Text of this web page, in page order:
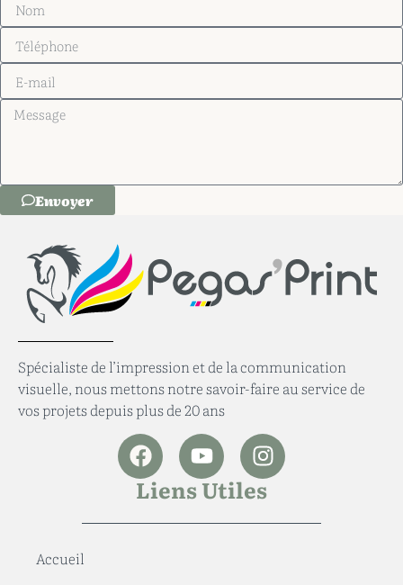
Envoyer
Spécialiste de l’impression et de la communication
visuelle, nous mettons notre savoir-faire au service de
vos projets depuis plus de 20 ans
Liens Utiles
Accueil